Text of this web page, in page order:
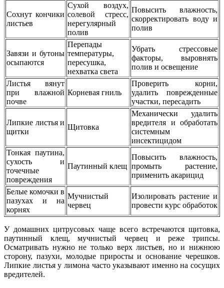
Сохнут кончики
листьев
Сухой воздух,
солевой стресс,
нерегулярный
полив
Повысить влажность,
скорректировать воду и
полив
Завязи и бутоны
осыпаются
Перепады
температуры,
пересушка,
нехватка света
Убрать стрессовые
факторы, выровнять
полив и освещение
Листья вянут
при влажной
почве
Корневая гниль
Проверить корни,
удалить поврежденные
участки, пересадить
Липкие листья и
щитки
Щитовка
Механически удалить
вредителя и обработать
системным
инсектицидом
Тонкая паутина,
сухость и
точечные
повреждения
Паутинный клещ
Повысить влажность,
промыть растение,
применить акарицид
Белые комочки в
пазухах и на
корнях
Мучнистый
червец
Изолировать растение и
провести курс обработок
У домашних цитрусовых чаще всего встречаются щитовка,
паутинный клещ, мучнистый червец и реже трипсы.
Осматривать нужно не только верх листьев, но и нижнюю
сторону, пазухи, молодые приросты и основание черешков.
Липкие листья у лимона часто указывают именно на сосущих
вредителей.